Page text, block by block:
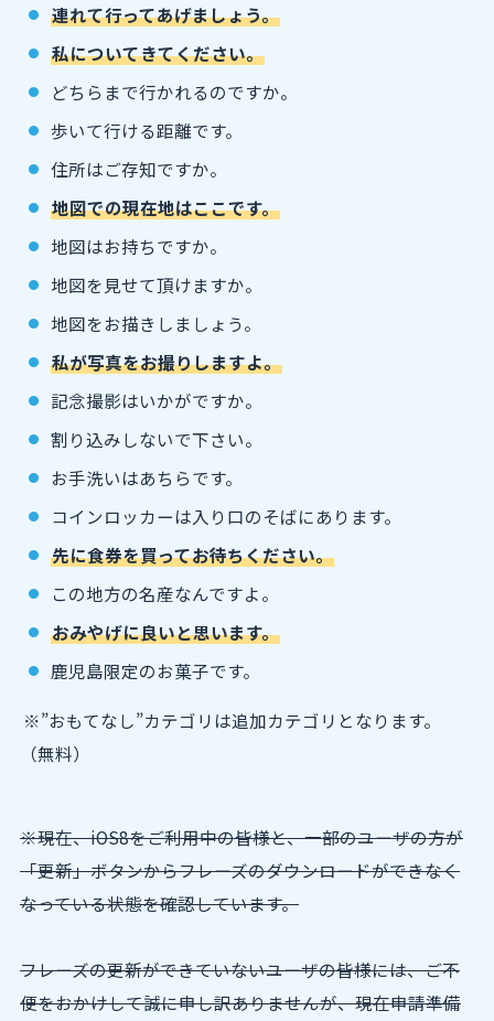
連れて行ってあげましょう。
私についてきてください。
どちらまで行かれるのですか。
歩いて行ける距離です。
住所はご存知ですか。
地図での現在地はここです。
地図はお持ちですか。
地図を見せて頂けますか。
地図をお描きしましょう。
私が写真をお撮りしますよ。
記念撮影はいかがですか。
割り込みしないで下さい。
お手洗いはあちらです。
コインロッカーは入り口のそばにあります。
先に食券を買ってお待ちください。
この地方の名産なんですよ。
おみやげに良いと思います。
鹿児島限定のお菓子です。
※”おもてなし”カテゴリは追加カテゴリとなります。
（無料）
※現在、iOS8をご利用中の皆様と、一部のユーザの方が
「更新」ボタンからフレーズのダウンロードができなく
なっている状態を確認しています。
フレーズの更新ができていないユーザの皆様には、ご不
便をおかけして誠に申し訳ありませんが、現在申請準備